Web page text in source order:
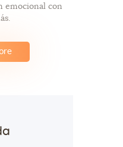
emocional con